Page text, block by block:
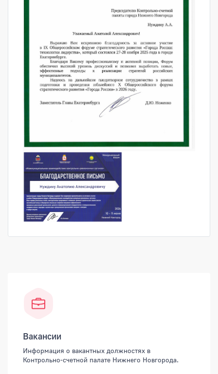
Вакансии
Информация о вакантных должностях в
Контрольно-счетной палате Нижнего Новгорода.